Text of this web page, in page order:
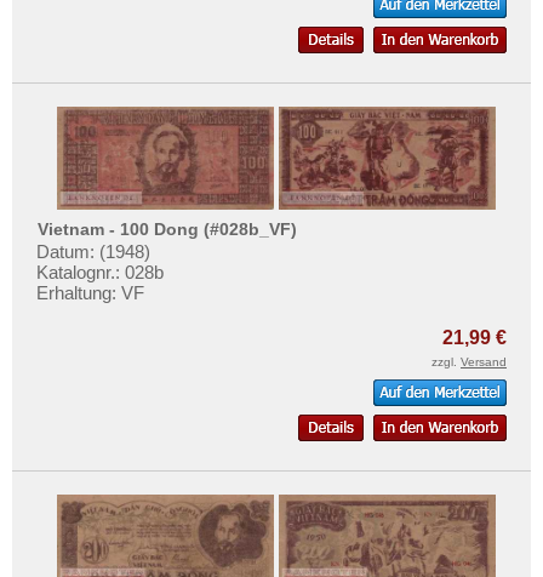
Vietnam - 100 Dong (#028b_VF)
Datum: (1948)
Katalognr.: 028b
Erhaltung: VF
21,99 €
zzgl. Versand